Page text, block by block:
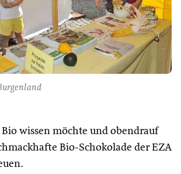
wissen möchte und obendrauf
Bio-Schokolade der EZA